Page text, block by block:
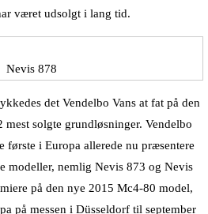
været udsolgt i lang tid.
Nevis 878
det Vendelbo Vans at fat på den
solgte grundløsninger. Vendelbo
første i Europa allerede nu præsentere
modeller, nemlig Nevis 873 og Nevis
på den nye 2015 Mc4-80 model,
på messen i Düsseldorf til september